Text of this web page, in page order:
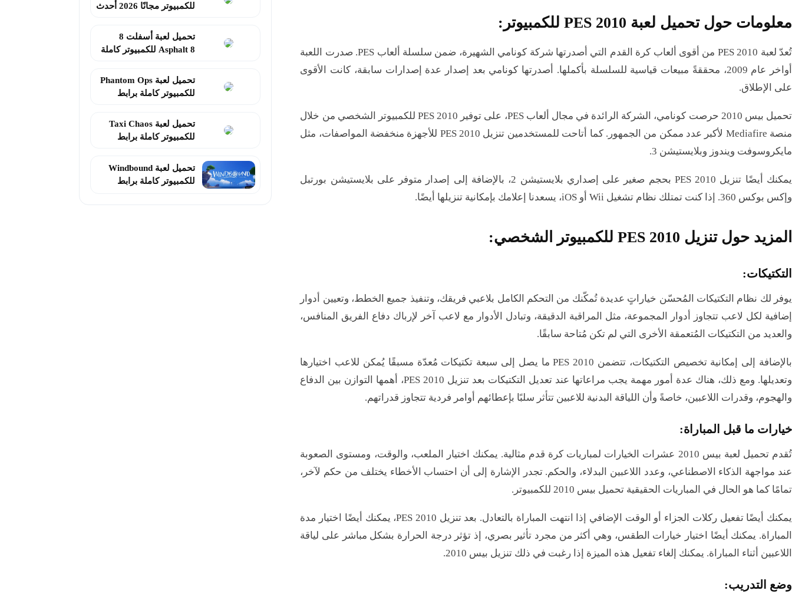
معلومات حول تحميل لعبة PES 2010 للكمبيوتر:
تُعدّ لعبة PES 2010 من أقوى ألعاب كرة القدم التي أصدرتها شركة كونامي الشهيرة، ضمن سلسلة ألعاب PES. صدرت اللعبة
أواخر عام 2009، محققةً مبيعات قياسية للسلسلة بأكملها. أصدرتها كونامي بعد إصدار عدة إصدارات سابقة، كانت الأقوى
على الإطلاق.
تحميل بيس 2010​ حرصت كونامي، الشركة الرائدة في مجال ألعاب PES، على توفير PES 2010 للكمبيوتر الشخصي من خلال
منصة Mediafire لأكبر عدد ممكن من الجمهور. كما أتاحت للمستخدمين تنزيل PES 2010 للأجهزة منخفضة المواصفات، مثل
مايكروسوفت ويندوز وبلايستيشن 3.
يمكنك أيضًا تنزيل PES 2010 بحجم صغير على إصداري بلايستيشن 2، بالإضافة إلى إصدار متوفر على بلايستيشن بورتبل
وإكس بوكس ​​360. إذا كنت تمتلك نظام تشغيل Wii أو iOS، يسعدنا إعلامك بإمكانية تنزيلها أيضًا.
المزيد حول تنزيل PES 2010 للكمبيوتر الشخصي:
التكتيكات:
يوفر لك نظام التكتيكات المُحسّن خياراتٍ عديدة تُمكّنك من التحكم الكامل بلاعبي فريقك، وتنفيذ جميع الخطط، وتعيين أدوار
إضافية لكل لاعب تتجاوز أدوار المجموعة، مثل المراقبة الدقيقة، وتبادل الأدوار مع لاعب آخر لإرباك دفاع الفريق المنافس،
والعديد من التكتيكات المُتعمقة الأخرى التي لم تكن مُتاحة سابقًا.
بالإضافة إلى إمكانية تخصيص التكتيكات، تتضمن PES 2010 ما يصل إلى سبعة تكتيكات مُعدّة مسبقًا يُمكن للاعب اختيارها
وتعديلها. ومع ذلك، هناك عدة أمور مهمة يجب مراعاتها عند تعديل التكتيكات بعد تنزيل PES 2010، أهمها التوازن بين الدفاع
والهجوم، وقدرات اللاعبين، خاصةً وأن اللياقة البدنية للاعبين تتأثر سلبًا بإعطائهم أوامر فردية تتجاوز قدراتهم.
خيارات ما قبل المباراة:
تُقدم تحميل لعبة بيس 2010 عشرات الخيارات لمباريات كرة قدم مثالية. يمكنك اختيار الملعب، والوقت، ومستوى الصعوبة
عند مواجهة الذكاء الاصطناعي، وعدد اللاعبين البدلاء، والحكم. تجدر الإشارة إلى أن احتساب الأخطاء يختلف من حكم لآخر،
تمامًا كما هو الحال في المباريات الحقيقية تحميل بيس 2010 للكمبيوتر​.
يمكنك أيضًا تفعيل ركلات الجزاء أو الوقت الإضافي إذا انتهت المباراة بالتعادل. بعد تنزيل PES 2010، يمكنك أيضًا اختيار مدة
المباراة. يمكنك أيضًا اختيار خيارات الطقس، وهي أكثر من مجرد تأثير بصري، إذ تؤثر درجة الحرارة بشكل مباشر على لياقة
اللاعبين أثناء المباراة. يمكنك إلغاء تفعيل هذه الميزة إذا رغبت في ذلك تنزيل بيس 2010​.
وضع التدريب:
للكمبيوتر مجانًا 2026 أحدث
تحميل لعبة أسفلت 8
Asphalt 8 للكمبيوتر كاملة
تحميل لعبة Phantom Ops
للكمبيوتر كاملة برابط
تحميل لعبة Taxi Chaos
للكمبيوتر كاملة برابط
تحميل لعبة Windbound
للكمبيوتر كاملة برابط